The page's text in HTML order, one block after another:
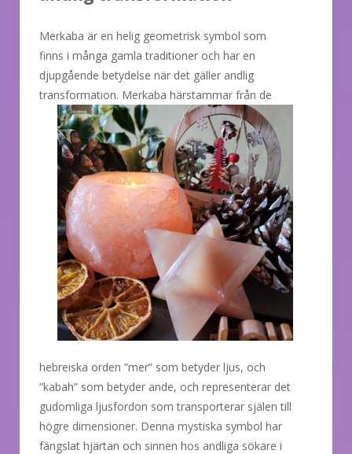
Merkaba är en helig geometrisk symbol som
finns i många gamla traditioner och har en
djupgående betydelse när det gäller andlig
transformation. Merkaba härstammar från de
hebreiska orden ”mer” som betyder ljus, och
”kabah” som betyder ande, och representerar det
gudomliga ljusfordon som transporterar själen till
högre dimensioner. Denna mystiska symbol har
fängslat hjärtan och sinnen hos andliga sökare i